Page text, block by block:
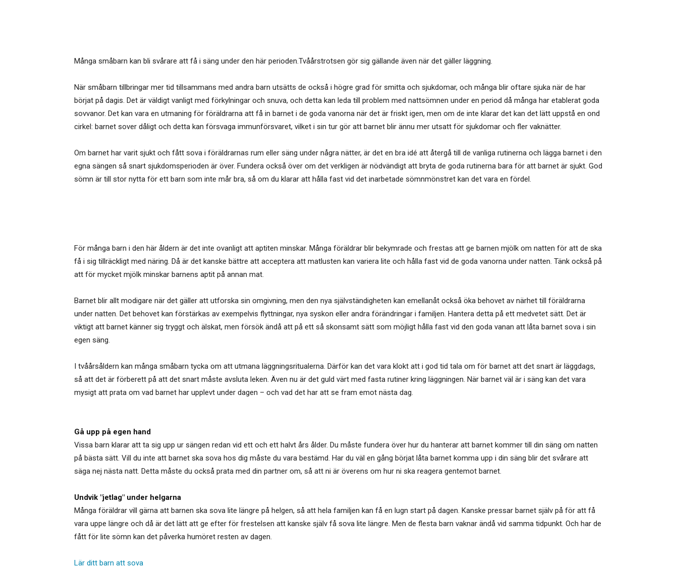
Många småbarn kan bli svårare att få i säng under den här perioden.Tvåårstrotsen gör sig gällande även när det gäller läggning.
När småbarn tillbringar mer tid tillsammans med andra barn utsätts de också i högre grad för smitta och sjukdomar, och många blir oftare sjuka när de har
börjat på dagis. Det är väldigt vanligt med förkylningar och snuva, och detta kan leda till problem med nattsömnen under en period då många har etablerat goda
sovvanor. Det kan vara en utmaning för föräldrarna att få in barnet i de goda vanorna när det är friskt igen, men om de inte klarar det kan det lätt uppstå en ond
cirkel: barnet sover dåligt och detta kan försvaga immunförsvaret, vilket i sin tur gör att barnet blir ännu mer utsatt för sjukdomar och fler vaknätter.
Om barnet har varit sjukt och fått sova i föräldrarnas rum eller säng under några nätter, är det en bra idé att återgå till de vanliga rutinerna och lägga barnet i den
egna sängen så snart sjukdomsperioden är över. Fundera också över om det verkligen är nödvändigt att bryta de goda rutinerna bara för att barnet är sjukt. God
sömn är till stor nytta för ett barn som inte mår bra, så om du klarar att hålla fast vid det inarbetade sömnmönstret kan det vara en fördel.
För många barn i den här åldern är det inte ovanligt att aptiten minskar. Många föräldrar blir bekymrade och frestas att ge barnen mjölk om natten för att de ska
få i sig tillräckligt med näring. Då är det kanske bättre att acceptera att matlusten kan variera lite och hålla fast vid de goda vanorna under natten. Tänk också på
att för mycket mjölk minskar barnens aptit på annan mat.
Barnet blir allt modigare när det gäller att utforska sin omgivning, men den nya självständigheten kan emellanåt också öka behovet av närhet till föräldrarna
under natten. Det behovet kan förstärkas av exempelvis flyttningar, nya syskon eller andra förändringar i familjen. Hantera detta på ett medvetet sätt. Det är
viktigt att barnet känner sig tryggt och älskat, men försök ändå att på ett så skonsamt sätt som möjligt hålla fast vid den goda vanan att låta barnet sova i sin
egen säng.
I tvåårsåldern kan många småbarn tycka om att utmana läggningsritualerna. Därför kan det vara klokt att i god tid tala om för barnet att det snart är läggdags,
så att det är förberett på att det snart måste avsluta leken. Även nu är det guld värt med fasta rutiner kring läggningen. När barnet väl är i säng kan det vara
mysigt att prata om vad barnet har upplevt under dagen – och vad det har att se fram emot nästa dag.
Gå upp på egen hand
Vissa barn klarar att ta sig upp ur sängen redan vid ett och ett halvt års ålder. Du måste fundera över hur du hanterar att barnet kommer till din säng om natten
på bästa sätt. Vill du inte att barnet ska sova hos dig måste du vara bestämd. Har du väl en gång börjat låta barnet komma upp i din säng blir det svårare att
säga nej nästa natt. Detta måste du också prata med din partner om, så att ni är överens om hur ni ska reagera gentemot barnet.
Undvik "jetlag" under helgarna
Många föräldrar vill gärna att barnen ska sova lite längre på helgen, så att hela familjen kan få en lugn start på dagen. Kanske pressar barnet själv på för att få
vara uppe längre och då är det lätt att ge efter för frestelsen att kanske själv få sova lite längre. Men de flesta barn vaknar ändå vid samma tidpunkt. Och har de
fått för lite sömn kan det påverka humöret resten av dagen.
Lär ditt barn att sova